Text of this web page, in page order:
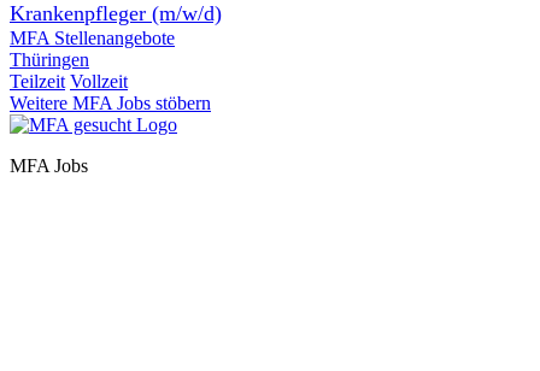
Krankenpfleger (m/w/d)
MFA Stellenangebote
Thüringen
Teilzeit Vollzeit
Weitere MFA Jobs stöbern
MFA Jobs